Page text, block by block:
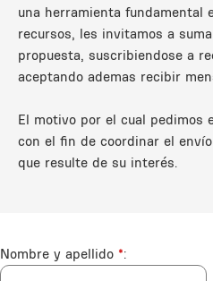
una herramienta fundamental
recursos, les invitamos a
propuesta, suscribiendose a
aceptando ademas recibir
El motivo por el cual pedimos
con el fin de coordinar el
que resulte de su interés.
Nombre y apellido *